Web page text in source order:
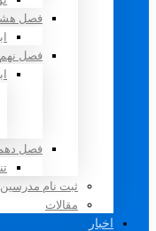
فصل
فصل نهم
فصل
ثبت نام مدرسین
مقالات
اخبار